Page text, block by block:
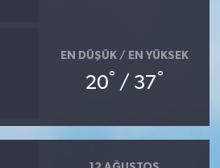
EN DÜŞÜK / EN YÜKSEK
20° / 37°